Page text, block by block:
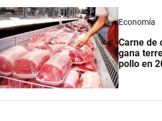
Economía
Carne de
gana
pollo en